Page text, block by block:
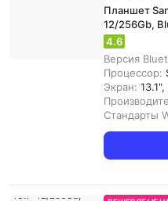
Планшет
12/256Gb,
4.6
Версия
Процессор:
Экран:
Стандарты